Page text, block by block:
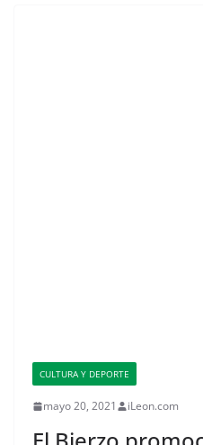
CULTURA Y DEPORTE
mayo 20, 2021 iLeon.com